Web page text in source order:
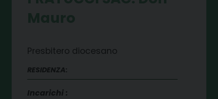
Presbitero diocesano
RESIDENZA:
Incarichi